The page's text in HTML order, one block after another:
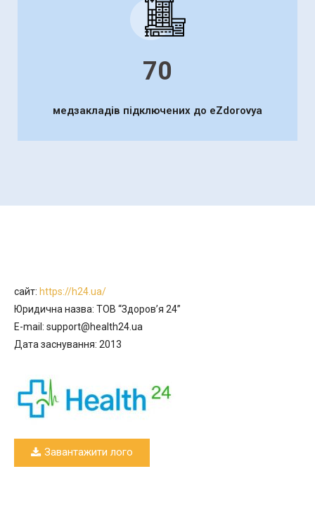
70
медзакладів підключених до eZdorovya
сайт: https://h24.ua/
Юридична назва: ТОВ “Здоров’я 24”
E-mail: support@health24.ua
Дата заснування: 2013
Завантажити лого